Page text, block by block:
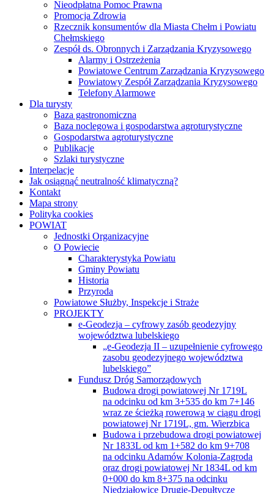
Nieodpłatna Pomoc Prawna
Promocja Zdrowia
Rzecznik konsumentów dla Miasta Chełm i Powiatu
Chełmskiego
Zespół ds. Obronnych i Zarządzania Kryzysowego
Alarmy i Ostrzeżenia
Powiatowe Centrum Zarządzania Kryzysowego
Powiatowy Zespół Zarządzania Kryzysowego
Telefony Alarmowe
Dla turysty
Baza gastronomiczna
Baza noclegowa i gospodarstwa agroturystyczne
Gospodarstwa agroturystyczne
Publikacje
Szlaki turystyczne
Interpelacje
Jak osiągnąć neutralność klimatyczną?
Kontakt
Mapa strony
Polityka cookies
POWIAT
Jednostki Organizacyjne
O Powiecie
Charakterystyka Powiatu
Gminy Powiatu
Historia
Przyroda
Powiatowe Służby, Inspekcje i Straże
PROJEKTY
e-Geodezja – cyfrowy zasób geodezyjny
województwa lubelskiego
„e-Geodezja II – uzupełnienie cyfrowego
zasobu geodezyjnego województwa
lubelskiego”
Fundusz Dróg Samorządowych
Budowa drogi powiatowej Nr 1719L
na odcinku od km 3+535 do km 7+146
wraz ze ścieżką rowerową w ciągu drogi
powiatowej Nr 1719L, gm. Wierzbica
Budowa i przebudowa drogi powiatowej
Nr 1833L od km 1+582 do km 9+708
na odcinku Adamów Kolonia-Zagroda
oraz drogi powiatowej Nr 1834L od km
0+000 do km 8+375 na odcinku
Niedziałowice Drugie-Depułtycze